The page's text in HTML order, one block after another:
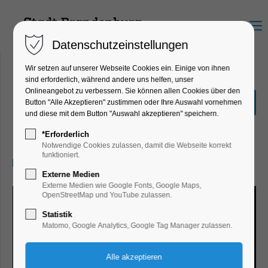
Menu
Sonderpräsentation: Das
Radkreuz
Ausstellung
Datenschutzeinstellungen
Wir setzen auf unserer Webseite Cookies ein. Einige von ihnen
sind erforderlich, während andere uns helfen, unser
Onlineangebot zu verbessern. Sie können allen Cookies über den
Button "Alle Akzeptieren" zustimmen oder Ihre Auswahl vornehmen
und diese mit dem Button "Auswahl akzeptieren" speichern.
*Erforderlich
Notwendige Cookies zulassen, damit die Webseite korrekt
funktioniert.
Externe Medien
Externe Medien wie Google Fonts, Google Maps,
OpenStreetMap und YouTube zulassen.
Statistik
Matomo, Google Analytics, Google Tag Manager zulassen.